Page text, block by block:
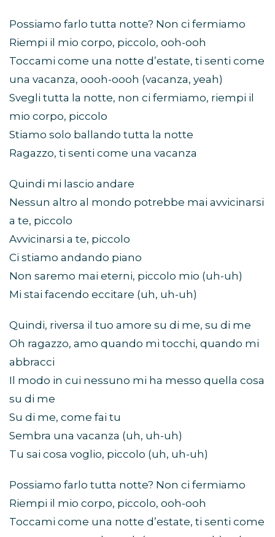
Possiamo farlo tutta notte? Non ci fermiamo
Riempi il mio corpo, piccolo, ooh-ooh
Toccami come una notte d’estate, ti senti come
una vacanza, oooh-oooh (vacanza, yeah)
Svegli tutta la notte, non ci fermiamo, riempi il
mio corpo, piccolo
Stiamo solo ballando tutta la notte
Ragazzo, ti senti come una vacanza
Quindi mi lascio andare
Nessun altro al mondo potrebbe mai avvicinarsi
a te, piccolo
Avvicinarsi a te, piccolo
Ci stiamo andando piano
Non saremo mai eterni, piccolo mio (uh-uh)
Mi stai facendo eccitare (uh, uh-uh)
Quindi, riversa il tuo amore su di me, su di me
Oh ragazzo, amo quando mi tocchi, quando mi
abbracci
Il modo in cui nessuno mi ha messo quella cosa
su di me
Su di me, come fai tu
Sembra una vacanza (uh, uh-uh)
Tu sai cosa voglio, piccolo (uh, uh-uh)
Possiamo farlo tutta notte? Non ci fermiamo
Riempi il mio corpo, piccolo, ooh-ooh
Toccami come una notte d’estate, ti senti come